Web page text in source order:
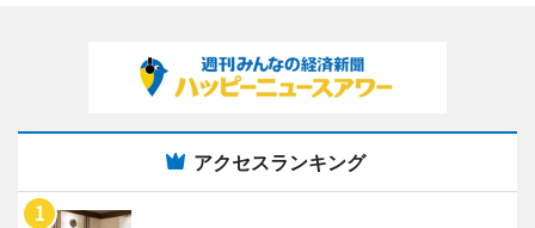
アクセスランキング